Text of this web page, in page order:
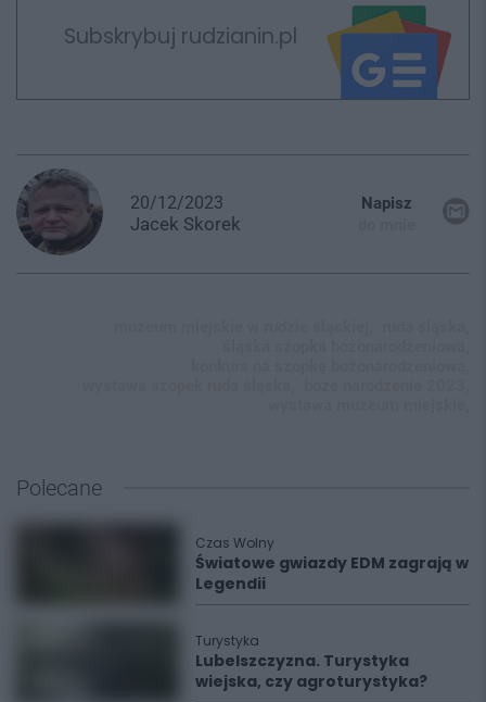
Subskrybuj rudzianin.pl
20/12/2023
Jacek Skorek
Napisz
Polecane
Czas Wolny
Światowe gwiazdy EDM zagrają w
Legendii
Turystyka
Lubelszczyzna. Turystyka
wiejska, czy agroturystyka?